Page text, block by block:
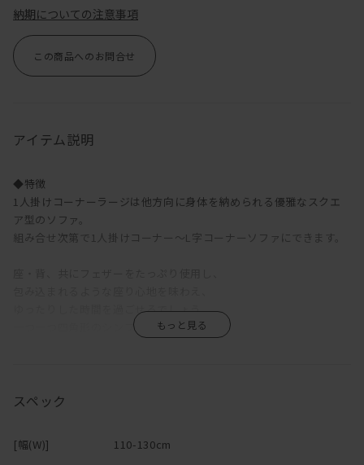
納期についての注意事項
この商品へのお問合せ
アイテム説明
◆特徴
1人掛けコーナーラージは他方向に身体を納められる優雅なスクエ
ア型のソファ。
組み合せ次第で1人掛けコーナー～L字コーナーソファにできます。
ゆったりした時間を過ごせるでしょう。
一つ一つ四角形のシンプルなフォルムは、
スが容易に行えます。
スペック
[幅(W)]
110-130cm